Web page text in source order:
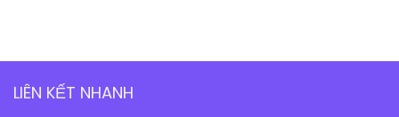
LIÊN KẾT NHANH